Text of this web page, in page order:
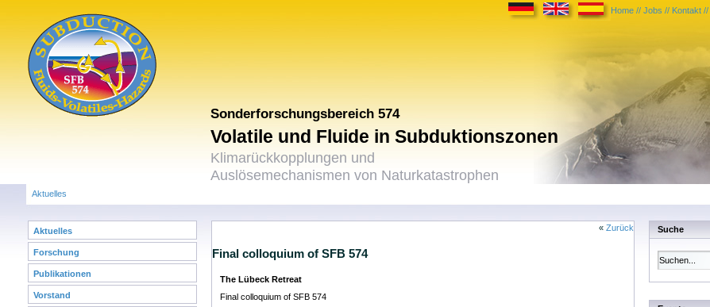
Home // Jobs // Kontakt //
Sonderforschungsbereich 574
Volatile und Fluide in Subduktionszonen
Klimarückkopplungen und
Auslösemechanismen von Naturkatastrophen
Aktuelles
Aktuelles
Forschung
Publikationen
Vorstand
« Zurück
Final colloquium of SFB 574
The Lübeck Retreat
Final colloquium of SFB 574
Suche